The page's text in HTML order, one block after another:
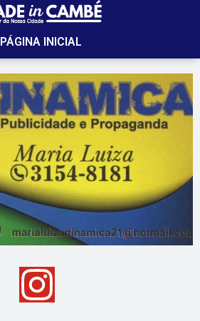
PÁGINA INICIAL